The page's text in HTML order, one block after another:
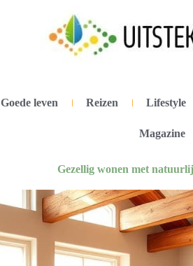
Goede leven Reizen Lifestyle
Magazine
Gezellig wonen met